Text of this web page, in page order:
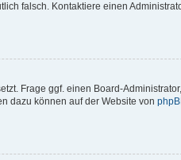
falsch. Kontaktiere einen
Frage ggf. einen Board-
dazu können auf der Website von